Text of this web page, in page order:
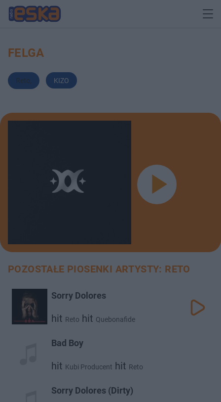
FELGA
Reto KIZO
POZOSTAŁE PIOSENKI ARTYSTY: RETO
Sorry Dolores
hit Reto hit Quebonafide
Bad Boy
hit Kubi Producent hit Reto
Sorry Dolores (Dirty)